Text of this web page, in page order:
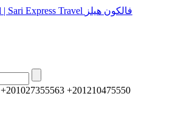
+201027355563 +201210475550